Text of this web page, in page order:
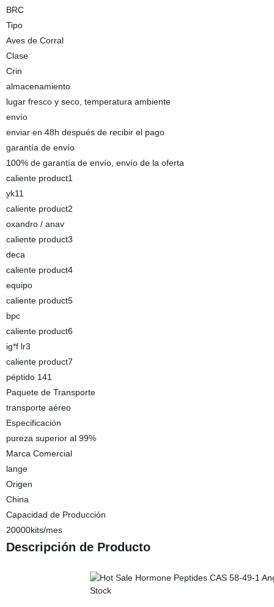
BRC
Tipo
Aves de Corral
Clase
Crin
almacenamiento
lugar fresco y seco, temperatura ambiente
envío
enviar en 48h después de recibir el pago
garantía de envío
100% de garantía de envío, envío de la oferta
caliente product1
yk11
caliente product2
oxandro / anav
caliente product3
deca
caliente product4
equipo
caliente product5
bpc
caliente product6
ig*f lr3
caliente product7
péptido 141
Paquete de Transporte
transporte aéreo
Especificación
pureza superior al 99%
Marca Comercial
lange
Origen
China
Capacidad de Producción
20000kits/mes
Descripción de Producto